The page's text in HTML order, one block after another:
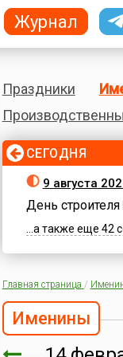
Праздники
СЕГОДНЯ
9 августа
День строителя
...а также еще 42
Главная страница /
Именины
Журнал